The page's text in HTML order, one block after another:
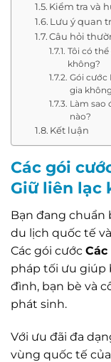
Kiểm tra và
Lưu ý quan
Câu hỏi
Tôi có
không?
Gói cước
gia
Làm sao
nào?
Kết luận
Các gói
Giữ liên lạc
Bạn đang chuẩn
du lịch quốc tế
Các gói cước
pháp tối ưu giúp
đình, bạn bè và
phát sinh.
Với ưu đãi đa
vùng quốc tế